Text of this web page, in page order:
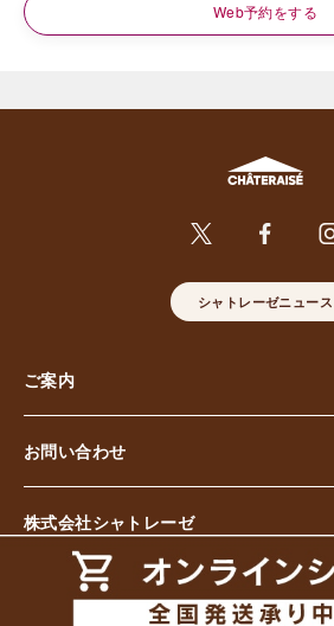
Web予約をする
シャトレーゼニュース
ご案内
お問い合わせ
株式会社シャトレーゼ
© Chateraise Co.,Ltd. All Rights